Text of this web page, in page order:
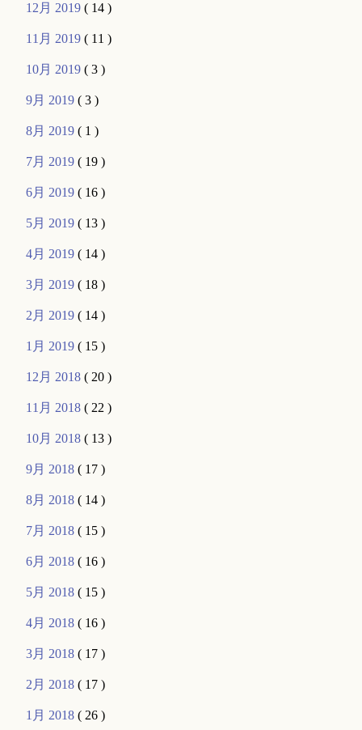
12月 2019( 14 )
11月 2019( 11 )
10月 2019( 3 )
9月 2019( 3 )
8月 2019( 1 )
7月 2019( 19 )
6月 2019( 16 )
5月 2019( 13 )
4月 2019( 14 )
3月 2019( 18 )
2月 2019( 14 )
1月 2019( 15 )
12月 2018( 20 )
11月 2018( 22 )
10月 2018( 13 )
9月 2018( 17 )
8月 2018( 14 )
7月 2018( 15 )
6月 2018( 16 )
5月 2018( 15 )
4月 2018( 16 )
3月 2018( 17 )
2月 2018( 17 )
1月 2018( 26 )